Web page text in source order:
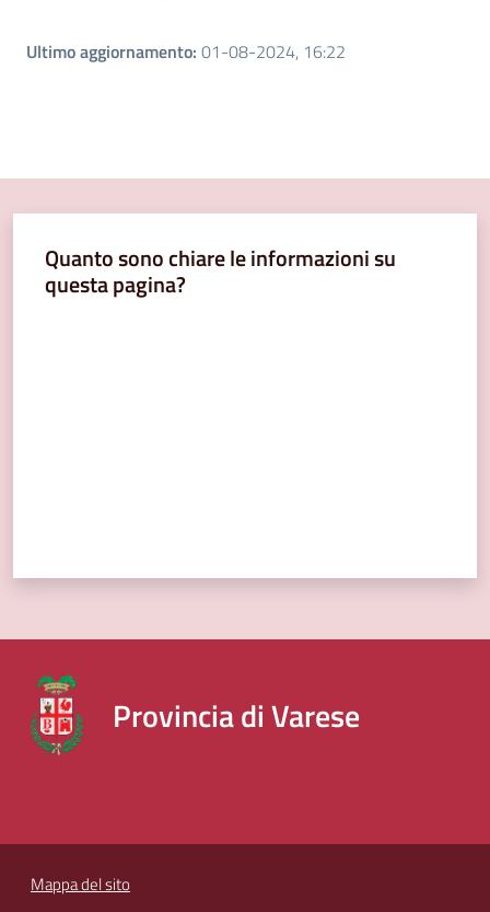
Ultimo aggiornamento: 01-08-2024, 16:22
Quanto sono chiare le informazioni su
questa pagina?
Provincia di Varese
Mappa del sito